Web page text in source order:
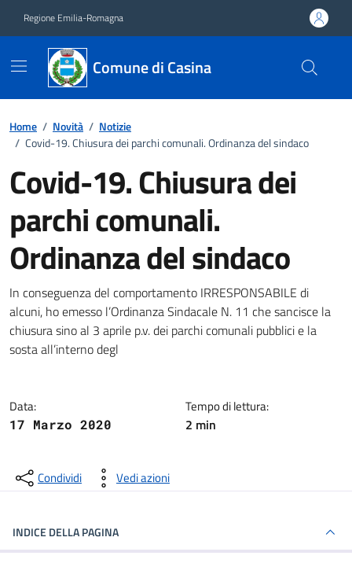
Regione Emilia-Romagna
Comune di Casina
Home / Novità / Notizie
/ Covid-19. Chiusura dei parchi comunali. Ordinanza del sindaco
Covid-19. Chiusura dei
parchi comunali.
Ordinanza del sindaco
Dettagli della notizia
In conseguenza del comportamento IRRESPONSABILE di
alcuni, ho emesso l’Ordinanza Sindacale N. 11 che sancisce la
chiusura sino al 3 aprile p.v. dei parchi comunali pubblici e la
sosta all’interno degl
Data:
17 Marzo 2020
Tempo di lettura:
2 min
Condividi Vedi azioni
INDICE DELLA PAGINA